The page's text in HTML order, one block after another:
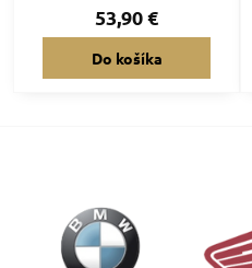
53,90 €
Do košíka